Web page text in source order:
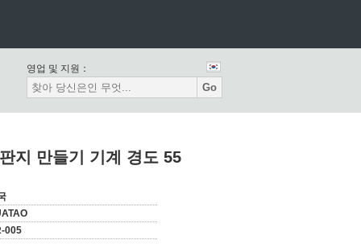
영업 및 지원：
Go
지 만들기 기계 경도 55
005